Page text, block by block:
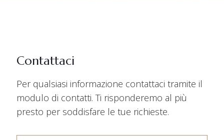
Contattaci
Per qualsiasi informazione contattaci tramite il
modulo di contatti. Ti risponderemo al più
presto per soddisfare le tue richieste.